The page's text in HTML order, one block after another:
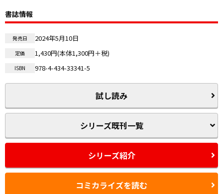
書誌情報
発売日 2024年5月10日
定価 1,430円(本体1,300円＋税)
ISBN 978-4-434-33341-5
試し読み
シリーズ既刊一覧
シリーズ紹介
コミカライズを読む